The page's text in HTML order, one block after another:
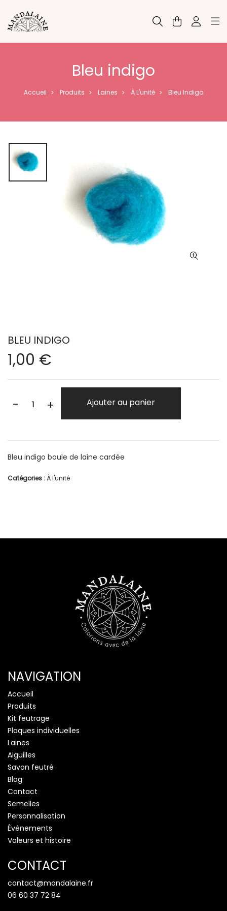
Bleu indigo
Accueil > Produits > Laines > À L'unité > Bleu Indigo
BLEU INDIGO
1,00 €
- + Ajouter au panier
Bleu indigo boule de laine cardée
Catégories : À l'unité
NAVIGATION
Accueil
Produits
Kit feutrage
Plaques individuelles
Laines
Aiguilles
Savon feutré
Blog
Contact
Semelles
Personnalisation
Événements
Valeurs et histoire
CONTACT
contact@mandalaine.fr
06 60 37 72 84